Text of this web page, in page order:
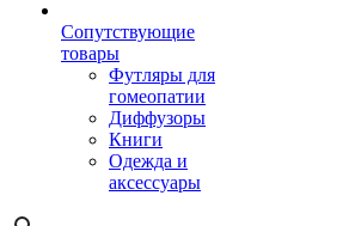
Сопутствующие
товары
Футляры для
гомеопатии
Диффузоры
Книги
Одежда и
аксессуары